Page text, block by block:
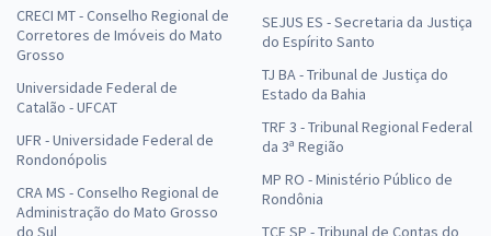
CRECI MT - Conselho Regional de
Corretores de Imóveis do Mato
Grosso
Universidade Federal de
Catalão - UFCAT
UFR - Universidade Federal de
Rondonópolis
CRA MS - Conselho Regional de
Administração do Mato Grosso
do Sul
SEJUS ES - Secretaria da Justiça
do Espírito Santo
TJ BA - Tribunal de Justiça do
Estado da Bahia
TRF 3 - Tribunal Regional Federal
da 3ª Região
MP RO - Ministério Público de
Rondônia
TCE SP - Tribunal de Contas do